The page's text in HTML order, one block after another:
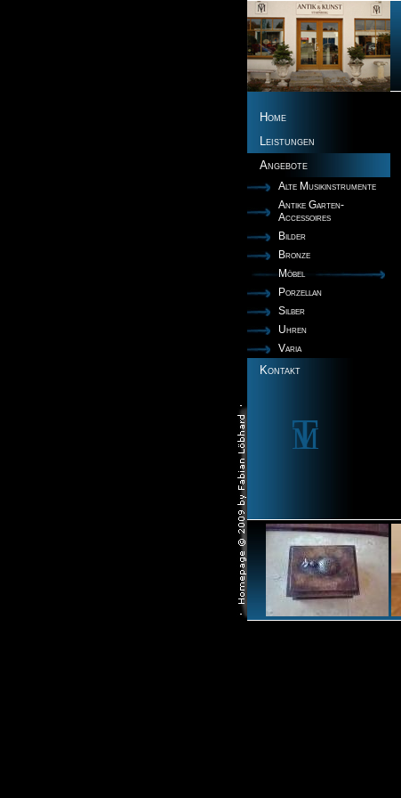
Home
Leistungen
Angebote
Alte Musikinstrumente
Antike Garten-
Accessoires
Bilder
Bronze
Möbel
Porzellan
Silber
Uhren
Varia
Kontakt